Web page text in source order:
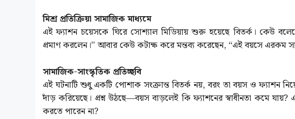
মিশ্র প্রতিক্রিয়া সামাজিক মাধ্যমে
এই ফ্যাশন চয়েসকে ঘিরে সোশ্যাল মিডিয়ায় শুরু হয়েছে বিতর্ক। কেউ
প্রমাণ করলেন।” আবার কেউ কটাক্ষ করে মন্তব্য করেছেন, “এই বয়সে এরকম
সামাজিক-সাংস্কৃতিক প্রতিচ্ছবি
এই ঘটনাটি শুধু একটি পোশাক সংক্রান্ত বিতর্ক নয়, বরং তা বয়স ও ফ্যাশন নিয়ে
দাঁড় করিয়েছে। প্রশ্ন উঠছে—বয়স বাড়লেই কি ফ্যাশনের স্বাধীনতা কমে যায়?
করতে পারেন না?